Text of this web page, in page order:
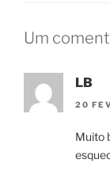
Um
LB
20
Muito